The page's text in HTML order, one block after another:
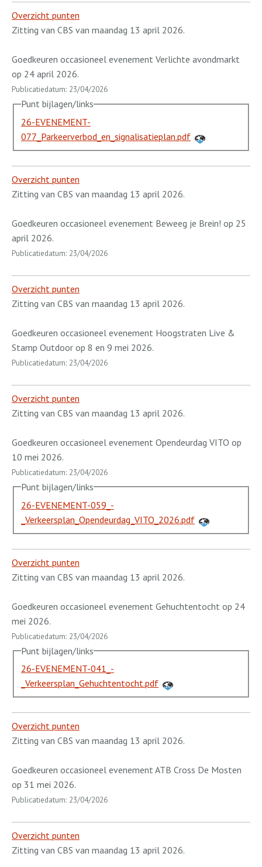
Overzicht punten
Zitting van CBS van maandag 13 april 2026.
Goedkeuren occasioneel evenement Verlichte avondmarkt
op 24 april 2026.
Publicatiedatum: 23/04/2026
Punt bijlagen/links
26-EVENEMENT-
077_Parkeerverbod_en_signalisatieplan.pdf
Overzicht punten
Zitting van CBS van maandag 13 april 2026.
Goedkeuren occasioneel evenement Beweeg je Brein! op 25
april 2026.
Publicatiedatum: 23/04/2026
Overzicht punten
Zitting van CBS van maandag 13 april 2026.
Goedkeuren occasioneel evenement Hoogstraten Live &
Stamp Outdoor op 8 en 9 mei 2026.
Publicatiedatum: 23/04/2026
Overzicht punten
Zitting van CBS van maandag 13 april 2026.
Goedkeuren occasioneel evenement Opendeurdag VITO op
10 mei 2026.
Publicatiedatum: 23/04/2026
Punt bijlagen/links
26-EVENEMENT-059_-
_Verkeersplan_Opendeurdag_VITO_2026.pdf
Overzicht punten
Zitting van CBS van maandag 13 april 2026.
Goedkeuren occasioneel evenement Gehuchtentocht op 24
mei 2026.
Publicatiedatum: 23/04/2026
Punt bijlagen/links
26-EVENEMENT-041_-
_Verkeersplan_Gehuchtentocht.pdf
Overzicht punten
Zitting van CBS van maandag 13 april 2026.
Goedkeuren occasioneel evenement ATB Cross De Mosten
op 31 mei 2026.
Publicatiedatum: 23/04/2026
Overzicht punten
Zitting van CBS van maandag 13 april 2026.